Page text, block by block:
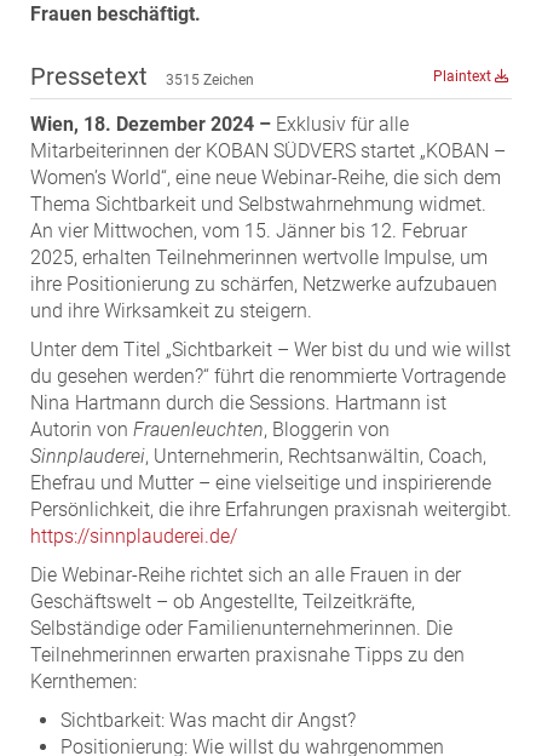
WINEGG Realitäten
Media
Pressekontakt
Frauen beschäftigt.
Pressetext 3515 Zeichen Plaintext
Wien, 18. Dezember 2024 – Exklusiv für alle
Mitarbeiterinnen der KOBAN SÜDVERS startet „KOBAN –
Women’s World“, eine neue Webinar-Reihe, die sich dem
Thema Sichtbarkeit und Selbstwahrnehmung widmet.
An vier Mittwochen, vom 15. Jänner bis 12. Februar
2025, erhalten Teilnehmerinnen wertvolle Impulse, um
ihre Positionierung zu schärfen, Netzwerke aufzubauen
und ihre Wirksamkeit zu steigern.
Unter dem Titel „Sichtbarkeit – Wer bist du und wie willst
du gesehen werden?“ führt die renommierte Vortragende
Nina Hartmann durch die Sessions. Hartmann ist
Autorin von Frauenleuchten, Bloggerin von
Sinnplauderei, Unternehmerin, Rechtsanwältin, Coach,
Ehefrau und Mutter – eine vielseitige und inspirierende
Persönlichkeit, die ihre Erfahrungen praxisnah weitergibt.
https://sinnplauderei.de/
Die Webinar-Reihe richtet sich an alle Frauen in der
Geschäftswelt – ob Angestellte, Teilzeitkräfte,
Selbständige oder Familienunternehmerinnen. Die
Teilnehmerinnen erwarten praxisnahe Tipps zu den
Kernthemen:
Sichtbarkeit: Was macht dir Angst?
Positionierung: Wie willst du wahrgenommen